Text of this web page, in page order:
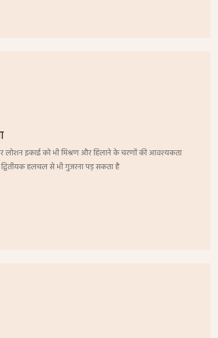
लोशन इकाई को भी मिश्रण और हिलाने के चरणों की आवश्यकता
हलचल से भी गुजरना पड़ सकता है